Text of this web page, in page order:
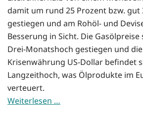
damit um rund 25 Prozent bzw. gut
gestiegen und am Rohöl- und
Besserung in Sicht. Die
Drei-Monatshoch gestiegen und
Krisenwährung US-Dollar befindet
Langzeithoch, was Ölprodukte im
verteuert.
Weiterlesen …